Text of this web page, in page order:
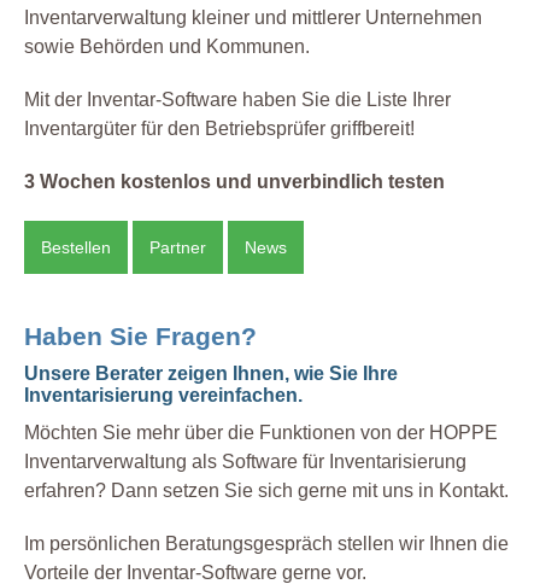
Inventarverwaltung kleiner und mittlerer Unternehmen
sowie Behörden und Kommunen.
Mit der Inventar-Software haben Sie die Liste Ihrer
Inventargüter für den Betriebsprüfer griffbereit!
3 Wochen kostenlos und unverbindlich testen
Bestellen Partner News
Haben Sie Fragen?
Unsere Berater zeigen Ihnen, wie Sie Ihre
Inventarisierung vereinfachen.
Möchten Sie mehr über die Funktionen von der HOPPE
Inventarverwaltung als Software für Inventarisierung
erfahren? Dann setzen Sie sich gerne mit uns in Kontakt.
Im persönlichen Beratungsgespräch stellen wir Ihnen die
Vorteile der Inventar-Software gerne vor.